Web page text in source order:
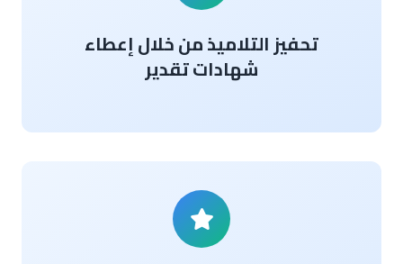
تحفيز التلاميذ من خلال إعطاء
شهادات تقدير